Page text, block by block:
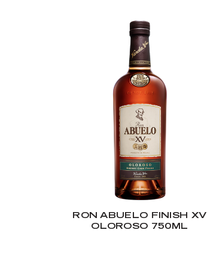
RON ABUELO FINISH XV
OLOROSO 750ML